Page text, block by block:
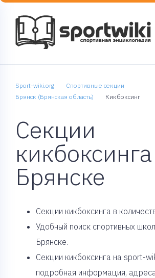
Sport-wiki.org
Спортивные секции
Брянск (Брянская область)
Кикбоксинг
Секции
Брянске
Cекции кикбоксинга в
Удобный поиск спортивных
Брянске.
Секции кикбоксинга на sport-
подробная информация,